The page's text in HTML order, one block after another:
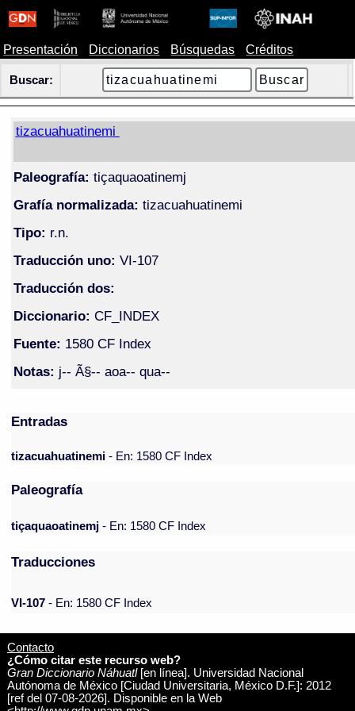
Presentación Diccionarios Búsquedas Créditos
Buscar:
tizacuahuatinemi
Paleografía: tiçaquaoatinemj
Grafía normalizada: tizacuahuatinemi
Tipo: r.n.
Traducción uno: VI-107
Traducción dos:
Diccionario: CF_INDEX
Fuente: 1580 CF Index
Notas: j-- Ã§-- aoa-- qua--
Entradas
tizacuahuatinemi- En: 1580 CF Index
Paleografía
tiçaquaoatinemj - En: 1580 CF Index
Traducciones
VI-107 - En: 1580 CF Index
Contacto
¿Cómo citar este recurso web?
Gran Diccionario Náhuatl[en línea]. Universidad Nacional
Autónoma de México [Ciudad Universitaria, México D.F.]: 2012
[ref del 07-08-2026]. Disponible en la Web